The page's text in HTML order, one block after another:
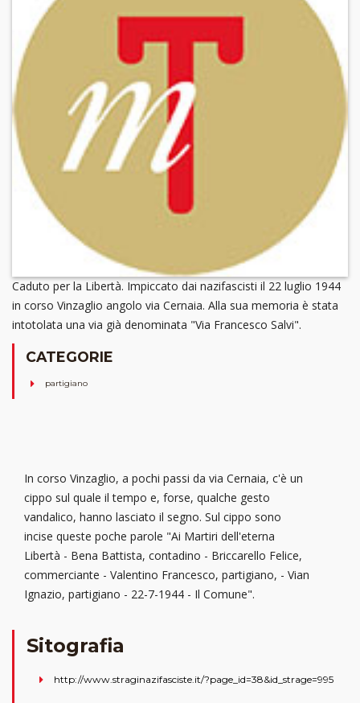
Caduto per la Libertà. Impiccato dai nazifascisti il 22 luglio 1944
in corso Vinzaglio angolo via Cernaia. Alla sua memoria è stata
intotolata una via già denominata "Via Francesco Salvi".
CATEGORIE
partigiano
In corso Vinzaglio, a pochi passi da via Cernaia, c'è un
cippo sul quale il tempo e, forse, qualche gesto
vandalico, hanno lasciato il segno. Sul cippo sono
incise queste poche parole "Ai Martiri dell'eterna
Libertà - Bena Battista, contadino - Briccarello Felice,
commerciante - Valentino Francesco, partigiano, - Vian
Ignazio, partigiano - 22-7-1944 - Il Comune".
Sitografia
http://www.straginazifasciste.it/?page_id=38&id_strage=995